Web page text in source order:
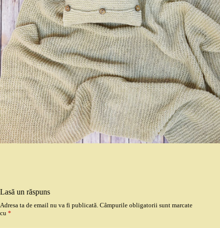
Lasă un răspuns
Adresa ta de email nu va fi publicată. Câmpurile obligatorii sunt marcate
cu *